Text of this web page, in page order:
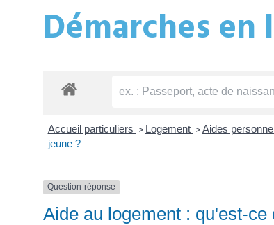
Démarches
Accueil particuliers > Logement > Aides
jeune ?
Question-réponse
Aide au logement : qu'est-